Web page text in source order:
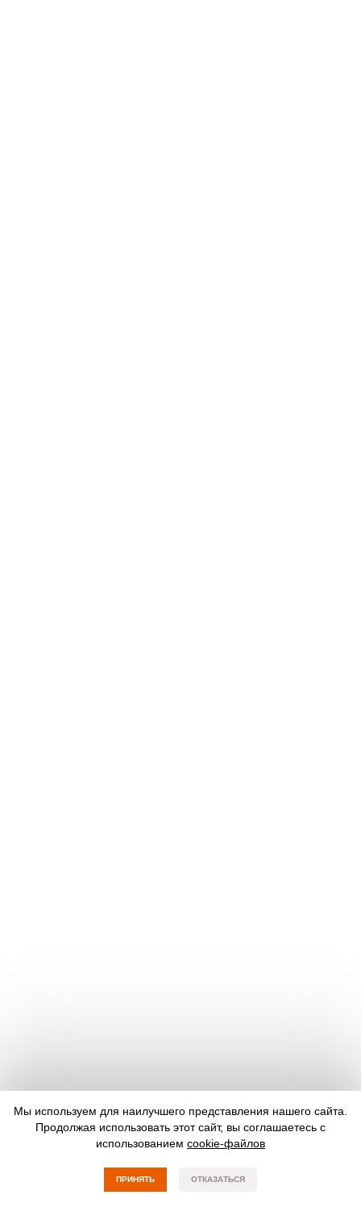
Мы используем для наилучшего представления нашего сайта.
Продолжая использовать этот сайт, вы соглашаетесь с
использованием cookie-файлов
ПРИНЯТЬ ОТКАЗАТЬСЯ